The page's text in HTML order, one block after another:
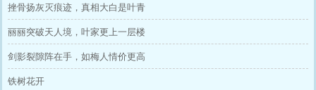
挫骨扬灰灭痕迹，真相大白是叶青
丽丽突破天人境，叶家更上一层楼
剑影裂隙阵在手，如梅人情价更高
铁树花开